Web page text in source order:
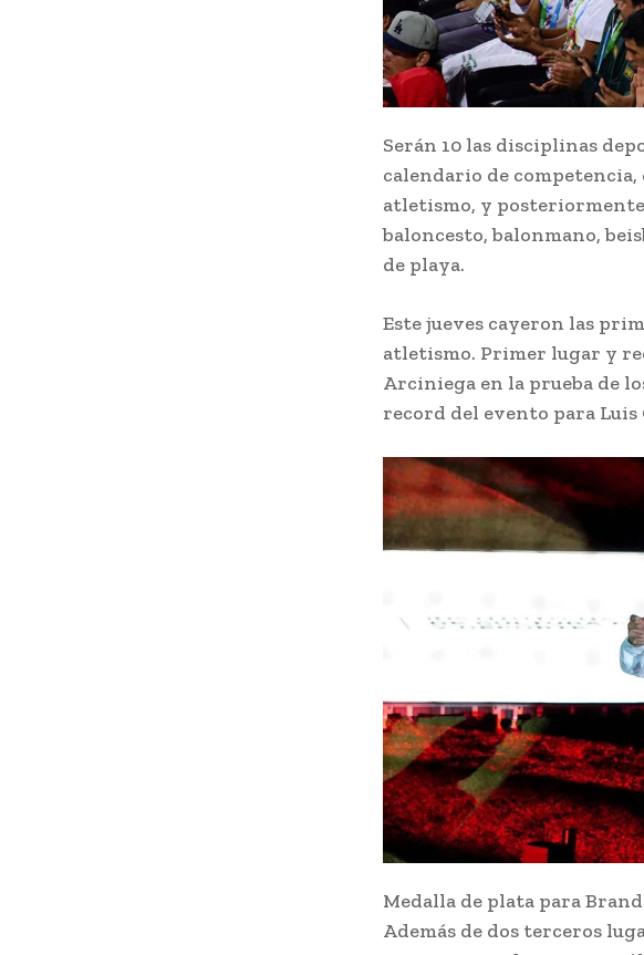
Serán 10 las disciplinas
calendario de
atletismo, y posteriormente
baloncesto, balonmano,
de playa.
Este jueves cayeron las
atletismo. Primer lugar y
Arciniega en la prueba de
record del evento para Luis
Medalla de plata para
Además de dos terceros